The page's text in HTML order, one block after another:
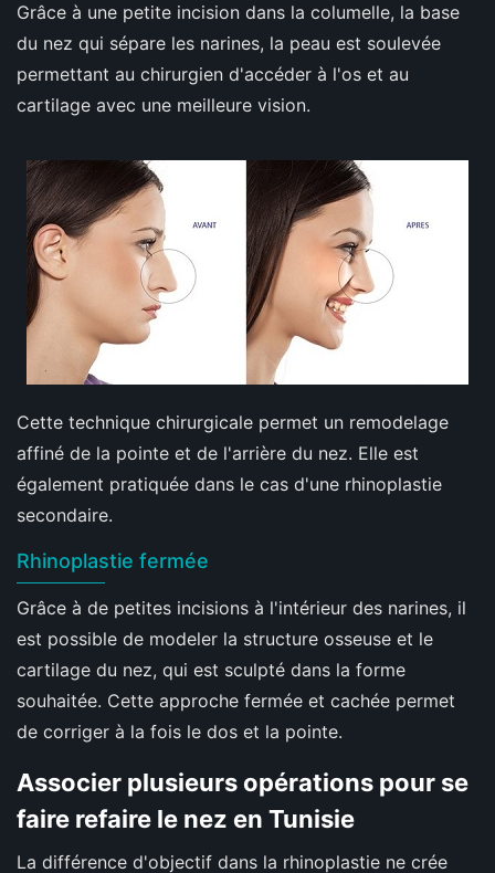
Grâce à une petite incision dans la columelle, la base
du nez qui sépare les narines, la peau est soulevée
permettant au chirurgien d'accéder à l'os et au
cartilage avec une meilleure vision.
Cette technique chirurgicale permet un remodelage
affiné de la pointe et de l'arrière du nez. Elle est
également pratiquée dans le cas d'une rhinoplastie
secondaire.
Rhinoplastie fermée
Grâce à de petites incisions à l'intérieur des narines, il
est possible de modeler la structure osseuse et le
cartilage du nez, qui est sculpté dans la forme
souhaitée. Cette approche fermée et cachée permet
de corriger à la fois le dos et la pointe.
Associer plusieurs opérations pour se
faire refaire le nez en Tunisie
La différence d'objectif dans la rhinoplastie ne crée